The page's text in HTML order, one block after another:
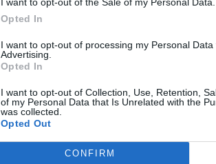
Opted In
I want to opt-out of processing my Personal Data
Advertising.
Opted In
I want to opt-out of Collection, Use, Retention,
of my Personal Data that Is Unrelated with the
was collected.
Opted Out
CONFIRM